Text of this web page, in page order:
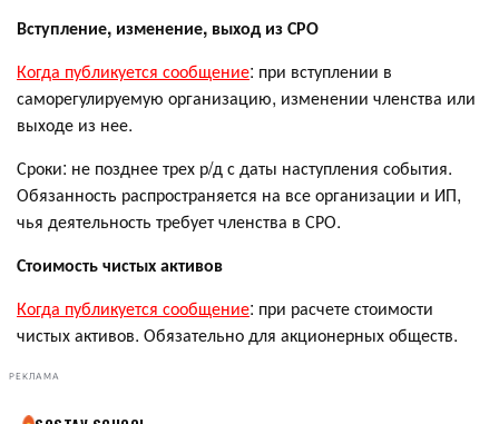
Вступление, изменение, выход из СРО
Когда публикуется сообщение: при вступлении в
саморегулируемую организацию, изменении членства или
выходе из нее.
Сроки: не позднее трех р/д с даты наступления события.
Обязанность распространяется на все организации и ИП,
чья деятельность требует членства в СРО.
Стоимость чистых активов
Когда публикуется сообщение: при расчете стоимости
чистых активов. Обязательно для акционерных обществ.
РЕКЛАМА